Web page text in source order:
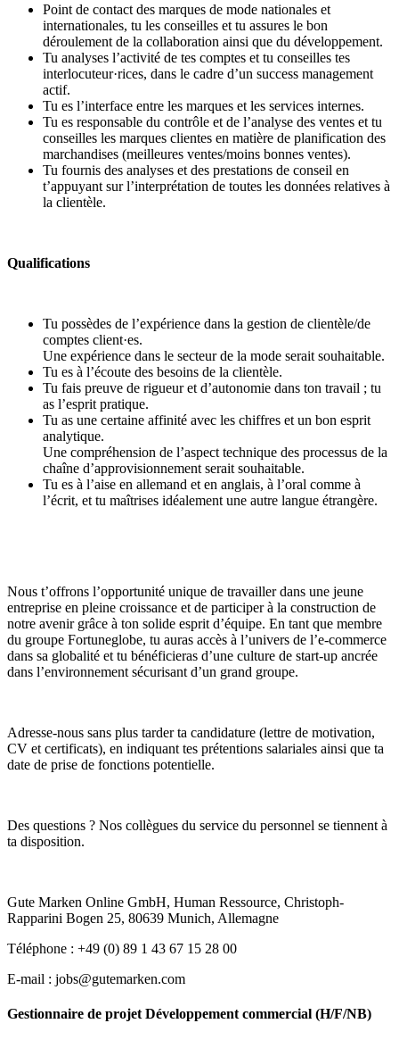
Point de contact des marques de mode nationales et
internationales, tu les conseilles et tu assures le bon
déroulement de la collaboration ainsi que du développement.
Tu analyses l’activité de tes comptes et tu conseilles tes
interlocuteur·rices, dans le cadre d’un success management
actif.
Tu es l’interface entre les marques et les services internes.
Tu es responsable du contrôle et de l’analyse des ventes et tu
conseilles les marques clientes en matière de planification des
marchandises (meilleures ventes/moins bonnes ventes).
Tu fournis des analyses et des prestations de conseil en
t’appuyant sur l’interprétation de toutes les données relatives à
la clientèle.
Qualifications
Tu possèdes de l’expérience dans la gestion de clientèle/de
comptes client·es.
Une expérience dans le secteur de la mode serait souhaitable.
Tu es à l’écoute des besoins de la clientèle.
Tu fais preuve de rigueur et d’autonomie dans ton travail ; tu
as l’esprit pratique.
Tu as une certaine affinité avec les chiffres et un bon esprit
analytique.
Une compréhension de l’aspect technique des processus de la
chaîne d’approvisionnement serait souhaitable.
Tu es à l’aise en allemand et en anglais, à l’oral comme à
l’écrit, et tu maîtrises idéalement une autre langue étrangère.
Nous t’offrons l’opportunité unique de travailler dans une jeune
entreprise en pleine croissance et de participer à la construction de
notre avenir grâce à ton solide esprit d’équipe. En tant que membre
du groupe Fortuneglobe, tu auras accès à l’univers de l’e-commerce
dans sa globalité et tu bénéficieras d’une culture de start-up ancrée
dans l’environnement sécurisant d’un grand groupe.
Adresse-nous sans plus tarder ta candidature (lettre de motivation,
CV et certificats), en indiquant tes prétentions salariales ainsi que ta
date de prise de fonctions potentielle.
Des questions ? Nos collègues du service du personnel se tiennent à
ta disposition.
Gute Marken Online GmbH, Human Ressource, Christoph-
Rapparini Bogen 25, 80639 Munich, Allemagne
Téléphone : +49 (0) 89 1 43 67 15 28 00
E-mail : jobs@gutemarken.com
Gestionnaire de projet Développement commercial (H/F/NB)